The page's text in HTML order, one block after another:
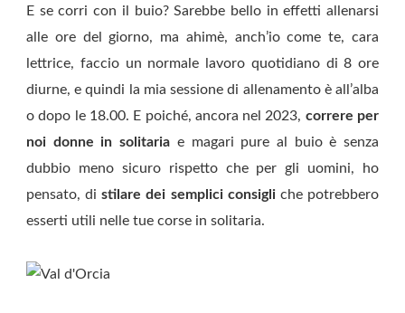
E se corri con il buio? Sarebbe bello in effetti allenarsi
alle ore del giorno, ma ahimè, anch’io come te, cara
lettrice, faccio un normale lavoro quotidiano di 8 ore
diurne, e quindi la mia sessione di allenamento è all’alba
o dopo le 18.00. E poiché, ancora nel 2023, correre per
noi donne in solitaria e magari pure al buio è senza
dubbio meno sicuro rispetto che per gli uomini, ho
pensato, distilare dei semplici consigliche potrebbero
esserti utili nelle tue corse in solitaria.